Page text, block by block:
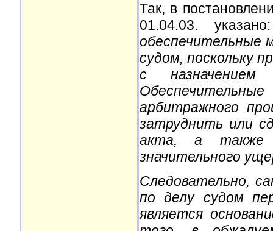
Так, в
01.04.03.
обеспечительные
судом, поскольку
с назначением
арбитражного
затруднить или
акта, а также
значительного
Следовательно,
по делу судом
является